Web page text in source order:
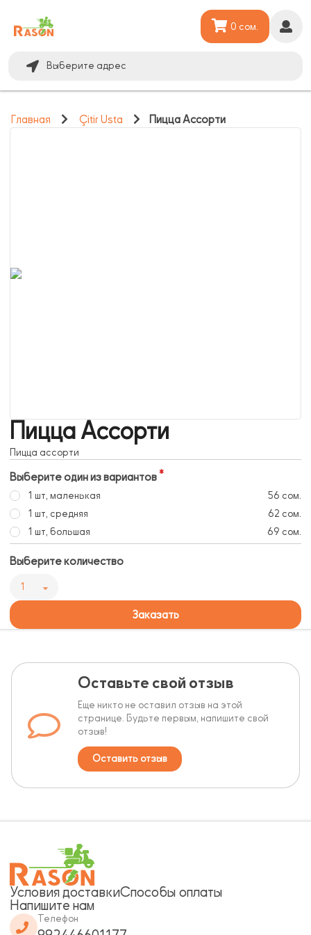
Выберите адрес
0 сом.
Главная Çitir Usta Пицца Ассорти
Пицца Ассорти
Пицца ассорти
Выберите один из вариантов
1 шт, маленькая
56 сом.
1 шт, средняя
62 сом.
1 шт, большая
69 сом.
Выберите количество
1
Заказать
Оставьте свой отзыв
Еще никто не оставил отзыв на этой
странице. Будьте первым, напишите свой
отзыв!
Оставить отзыв
Условия доставкиСпособы оплаты
Напишите нам
Телефон